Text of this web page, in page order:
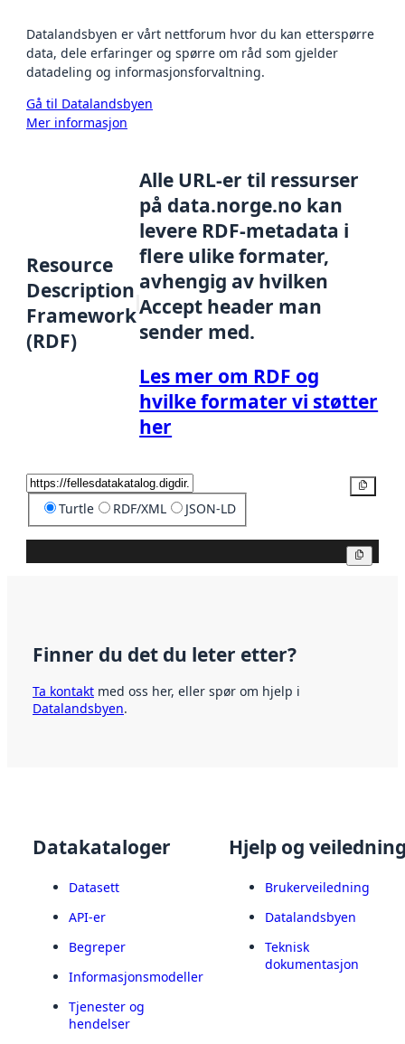
Datalandsbyen er vårt nettforum hvor du kan etterspørre
data, dele erfaringer og spørre om råd som gjelder
datadeling og informasjonsforvaltning.
Gå til Datalandsbyen
Mer informasjon
Resource
Description
Framework
(RDF)
Alle URL-er til ressurser
på data.norge.no kan
levere RDF-metadata i
flere ulike formater,
avhengig av hvilken
Accept header man
sender med.
Les mer om RDF og
hvilke formater vi støtter
her
Turtle RDF/XML JSON-LD
Finner du det du leter etter?
Ta kontakt med oss her, eller spør om hjelp i
Datalandsbyen.
Datakataloger
Datasett
API-er
Begreper
Informasjonsmodeller
Tjenester og
hendelser
Hjelp og
Brukerveiledning
Datalandsbyen
Teknisk
dokumentasjon